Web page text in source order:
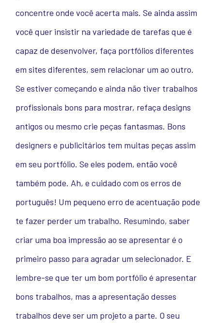
concentre onde você acerta mais. Se ainda assim
você quer insistir na variedade de tarefas que é
capaz de desenvolver, faça portfólios diferentes
em sites diferentes, sem relacionar um ao outro.
Se estiver começando e ainda não tiver trabalhos
profissionais bons para mostrar, refaça designs
antigos ou mesmo crie peças fantasmas. Bons
designers e publicitários tem muitas peças assim
em seu portfólio. Se eles podem, então você
também pode. Ah, e cuidado com os erros de
português! Um pequeno erro de acentuação pode
te fazer perder um trabalho. Resumindo, saber
criar uma boa impressão ao se apresentar é o
primeiro passo para agradar um selecionador. E
lembre-se que ter um bom portfólio é apresentar
bons trabalhos, mas a apresentação desses
trabalhos deve ser um projeto a parte. O seu